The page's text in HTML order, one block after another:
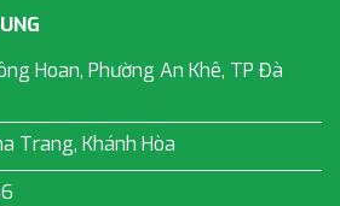
Hoan, Phường An Khê, TP Đà
Trang, Khánh Hòa